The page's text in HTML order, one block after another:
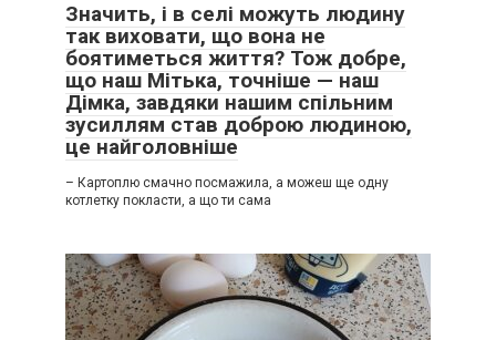
Значить, і в селі можуть людину
так виховати, що вона не
боятиметься життя? Тож добре,
що наш Мітька, точніше — наш
Дімка, завдяки нашим спільним
зусиллям став доброю людиною,
це найголовніше
– Картоплю смачно посмажила, а можеш ще одну
котлетку покласти, а що ти сама